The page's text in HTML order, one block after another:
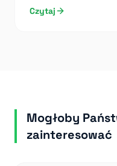
Czytaj
Mogłoby
zainteresować